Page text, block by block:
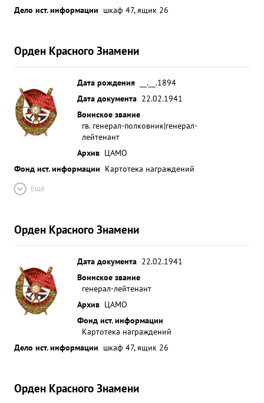
Дело ист. информации шкаф 47, ящик 26
Орден Красного Знамени
Дата рождения
__.__.1894
Дата документа 22.02.1941
Воинское звание
гв. генерал-полковник|генерал-
лейтенант
Архив ЦАМО
Фонд ист. информации Картотека награждений
Ещё
Орден Красного Знамени
Дата документа 22.02.1941
Воинское звание
генерал-лейтенант
Архив ЦАМО
Фонд ист. информации
Картотека награждений
Дело ист. информации шкаф 47, ящик 26
Орден Красного Знамени